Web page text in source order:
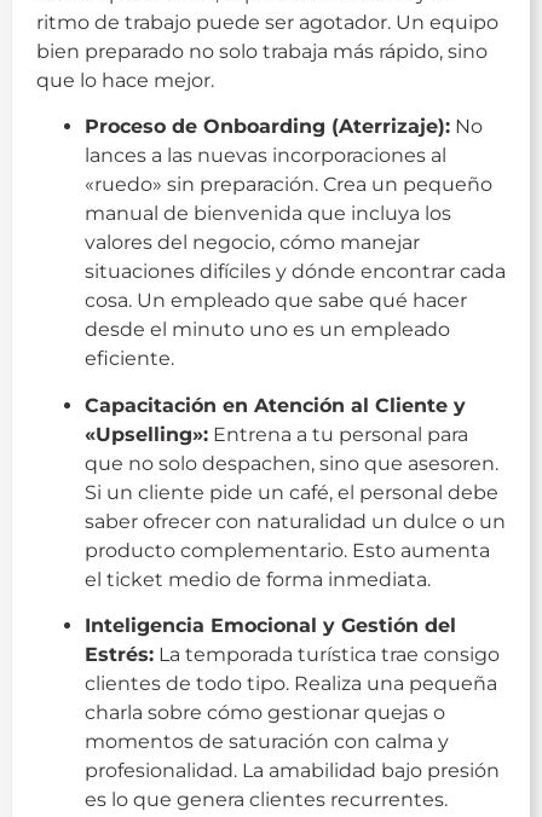
ritmo de trabajo puede ser agotador. Un equipo
bien preparado no solo trabaja más rápido, sino
que lo hace mejor.
Proceso de Onboarding (Aterrizaje): No
lances a las nuevas incorporaciones al
«ruedo» sin preparación. Crea un pequeño
manual de bienvenida que incluya los
valores del negocio, cómo manejar
situaciones difíciles y dónde encontrar cada
cosa. Un empleado que sabe qué hacer
desde el minuto uno es un empleado
eficiente.
Capacitación en Atención al Cliente y
«Upselling»: Entrena a tu personal para
que no solo despachen, sino que asesoren.
Si un cliente pide un café, el personal debe
saber ofrecer con naturalidad un dulce o un
producto complementario. Esto aumenta
el ticket medio de forma inmediata.
Inteligencia Emocional y Gestión del
Estrés: La temporada turística trae consigo
clientes de todo tipo. Realiza una pequeña
charla sobre cómo gestionar quejas o
momentos de saturación con calma y
profesionalidad. La amabilidad bajo presión
es lo que genera clientes recurrentes.